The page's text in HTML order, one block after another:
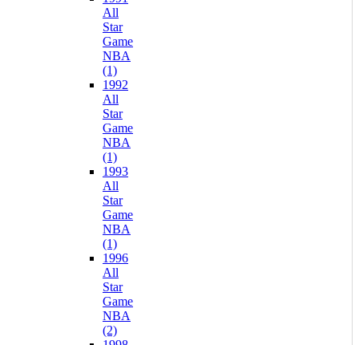
All
Star
Game
NBA
(1)
1992
All
Star
Game
NBA
(1)
1993
All
Star
Game
NBA
(1)
1996
All
Star
Game
NBA
(2)